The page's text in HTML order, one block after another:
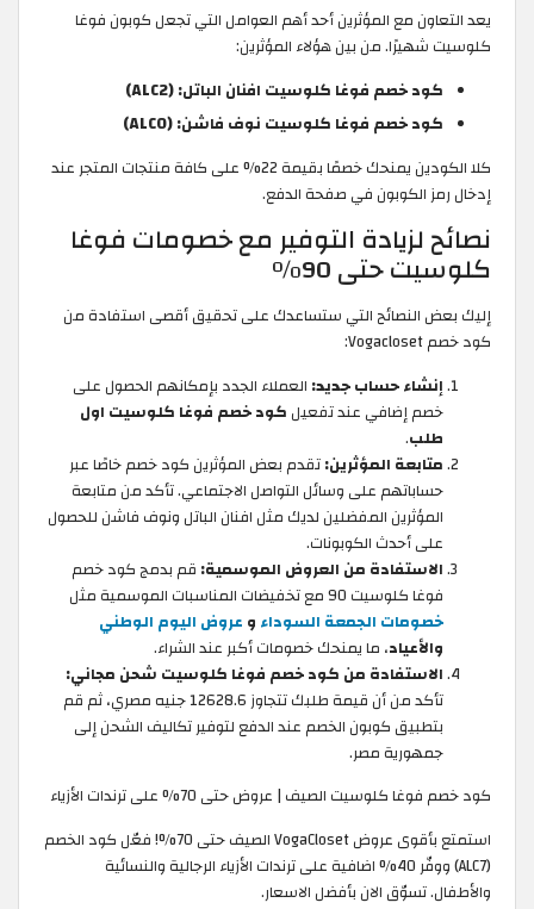
يعد التعاون مع المؤثرين أحد أهم العوامل التي تجعل كوبون فوغا
كلوسيت شهيرًا. من بين هؤلاء المؤثرين:
كود خصم فوغا كلوسيت افنان الباتل: (ALC2)
كود خصم فوغا كلوسيت نوف فاشن: (ALC0)
كلا الكودين يمنحك خصمًا بقيمة 22% على كافة منتجات المتجر عند
إدخال رمز الكوبون في صفحة الدفع.
نصائح لزيادة التوفير مع خصومات فوغا
كلوسيت حتى 90%
إليك بعض النصائح التي ستساعدك على تحقيق أقصى استفادة من
كود خصم Vogacloset:
إنشاء حساب جديد: العملاء الجدد بإمكانهم الحصول على
خصم إضافي عند تفعيل كود خصم فوغا كلوسيت اول
طلب.
متابعة المؤثرين:تقدم بعض المؤثرين كود خصم خاصًا عبر
حساباتهم على وسائل التواصل الاجتماعي. تأكد من متابعة
المؤثرين المفضلين لديك مثل افنان الباتل ونوف فاشن للحصول
على أحدث الكوبونات.
الاستفادة من العروض الموسمية: قم بدمج كود خصم
فوغا كلوسيت 90 مع تخفيضات المناسبات الموسمية مثل
خصومات الجمعة السوداء و عروض اليوم الوطني
والأعياد، ما يمنحك خصومات أكبر عند الشراء.
الاستفادة من كود خصم فوغا كلوسيت شحن مجاني:
تأكد من أن قيمة طلبك تتجاوز 12628.6 جنيه مصري، ثم قم
بتطبيق كوبون الخصم عند الدفع لتوفير تكاليف الشحن إلى
جمهورية مصر.
كود خصم فوغا كلوسيت الصيف | عروض حتى 70% على ترندات الأزياء
استمتع بأقوى عروض VogaCloset الصيف حتى 70%! فعّل كود الخصم
(ALC7) ووفّر 40% اضافية على ترندات الأزياء الرجالية والنسائية
والأطفال. تسوّق الان بأفضل الاسعار.